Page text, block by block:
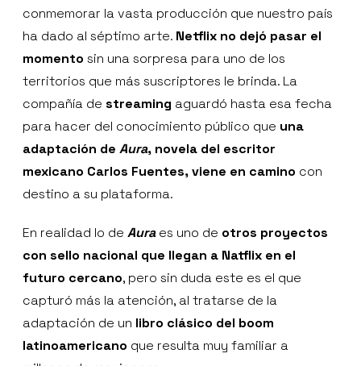
conmemorar la vasta producción que nuestro país
ha dado al séptimo arte. Netflix no dejó pasar el
momento sin una sorpresa para uno de los
territorios que más suscriptores le brinda. La
compañía de streaming aguardó hasta esa fecha
para hacer del conocimiento público que una
adaptación de Aura, novela del escritor
mexicano Carlos Fuentes, viene en camino con
destino a su plataforma.
En realidad lo de Auraes uno de otros proyectos
con sello nacional que llegan a Natflix en el
futuro cercano, pero sin duda este es el que
capturó más la atención, al tratarse de la
adaptación de un libro clásico del boom
latinoamericano que resulta muy familiar a